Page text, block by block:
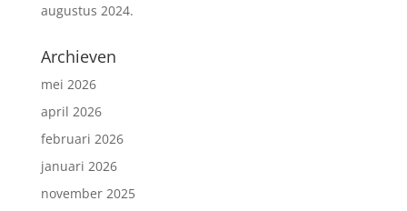
augustus 2024.
Archieven
mei 2026
april 2026
februari 2026
januari 2026
november 2025